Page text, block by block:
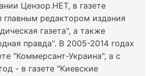
Цензор.НЕТ, в газете
главным редактором издания
газета", а также
правда". В 2005-2014 годах
"Коммерсант-Украина", а с
- в газете "Киевские